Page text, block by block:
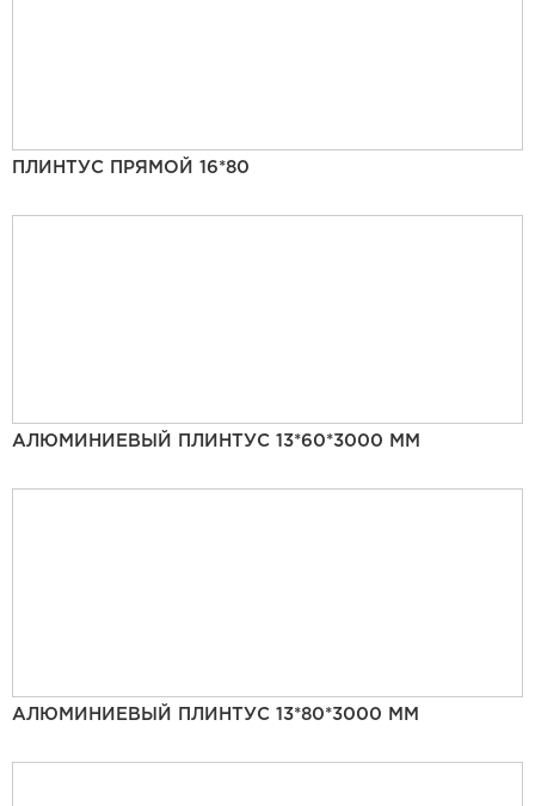
ПЛИНТУС ПРЯМОЙ 16*80
АЛЮМИНИЕВЫЙ ПЛИНТУС 13*60*3000 ММ
АЛЮМИНИЕВЫЙ ПЛИНТУС 13*80*3000 ММ